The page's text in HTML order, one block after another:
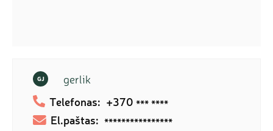
GJ gerlik
Telefonas: +370 *** ****
El.paštas: ****************